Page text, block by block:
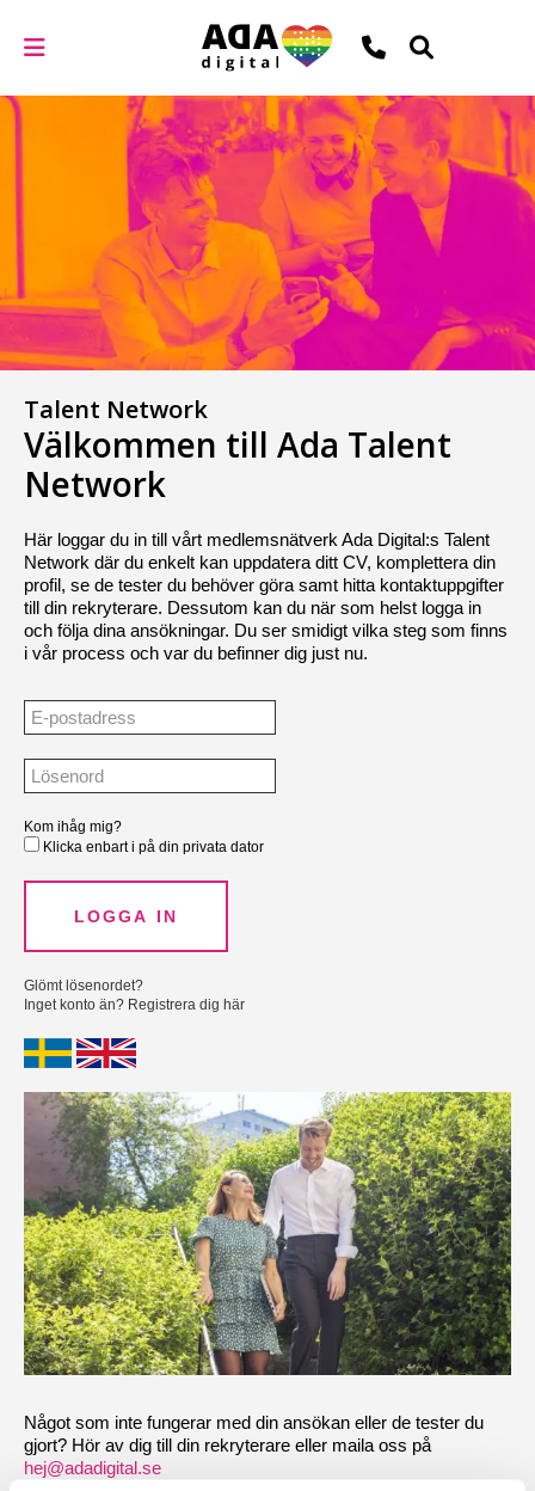
Talent Network
Välkommen till Ada Talent
Network
Här loggar du in till vårt medlemsnätverk Ada Digital:s Talent
Network där du enkelt kan uppdatera ditt CV, komplettera din
profil, se de tester du behöver göra samt hitta kontaktuppgifter
till din rekryterare. Dessutom kan du när som helst logga in
och följa dina ansökningar. Du ser smidigt vilka steg som finns
i vår process och var du befinner dig just nu.
Kom ihåg mig?
Klicka enbart i på din privata dator
Glömt lösenordet?
Inget konto än? Registrera dig här
Något som inte fungerar med din ansökan eller de tester du
gjort? Hör av dig till din rekryterare eller maila oss på
hej@adadigital.se